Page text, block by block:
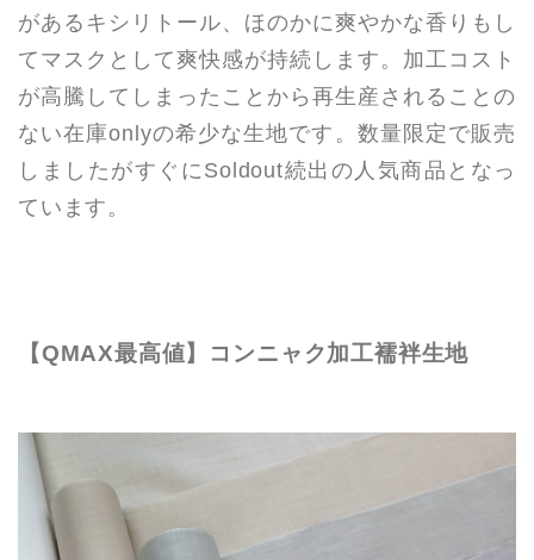
があるキシリトール、ほのかに爽やかな香りもし
てマスクとして爽快感が持続します。加工コスト
が高騰してしまったことから再生産されることの
ない在庫onlyの希少な生地です。数量限定で販売
しましたがすぐにSoldout続出の人気商品となっ
ています。
【QMAX最高値】コンニャク加工襦袢生地